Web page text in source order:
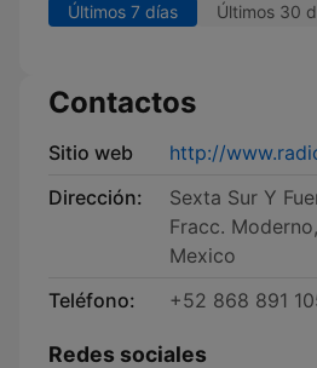
Últimos 7 días Últimos 30
Contactos
Sitio web
http://
Dirección:
Sexta Sur Y
Fracc.
Mexico
Teléfono:
+52 868 891
Redes sociales